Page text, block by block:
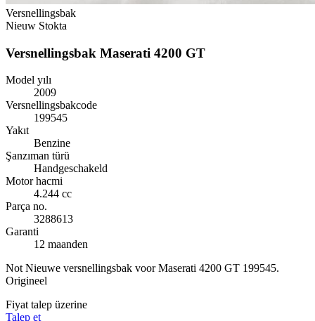
Versnellingsbak
Nieuw Stokta
Versnellingsbak Maserati 4200 GT
Model yılı
2009
Versnellingsbakcode
199545
Yakıt
Benzine
Şanzıman türü
Handgeschakeld
Motor hacmi
4.244 cc
Parça no.
3288613
Garanti
12 maanden
Not Nieuwe versnellingsbak voor Maserati 4200 GT 199545.
Origineel
Fiyat talep üzerine
Talep et